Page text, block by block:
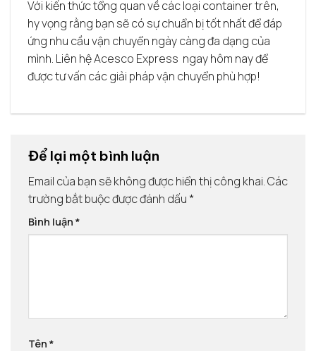
Với kiến thức tổng quan về các loại container trên,
hy vọng rằng bạn sẽ có sự chuẩn bị tốt nhất để đáp
ứng nhu cầu vận chuyển ngày càng đa dạng của
mình. Liên hệ Acesco Express ngay hôm nay để
được tư vấn các giải pháp vận chuyển phù hợp!
Để lại một bình luận
Email của bạn sẽ không được hiển thị công khai.Các
trường bắt buộc được đánh dấu *
Bình luận *
Tên *